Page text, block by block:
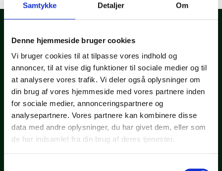
Samtykke Detaljer Om
Denne hjemmeside bruger cookies
Vi bruger cookies til at tilpasse vores indhold og
annoncer, til at vise dig funktioner til sociale medier og til
at analysere vores trafik. Vi deler også oplysninger om
din brug af vores hjemmeside med vores partnere inden
for sociale medier, annonceringspartnere og
analysepartnere. Vores partnere kan kombinere disse
data med andre oplysninger, du har givet dem, eller som
de har indsamlet fra din brug af deres tjenester.
Grønnere løsninger starter her
Tag det første skridt mod en grønnere løsning. Kontakt os for
en uforpligtende samtale, hvor vi sammen kan afdække dine
muligheder og besvare alle dine spørgsmål.
KONTAKT OS
Informationer
JægerSolar ApS